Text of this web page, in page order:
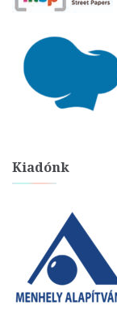
Kiadónk